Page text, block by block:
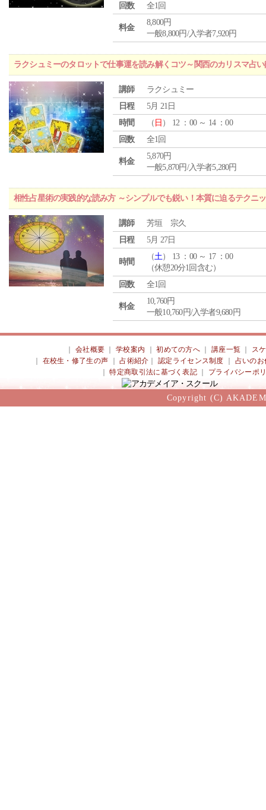
回数
全1回
料金
8,800円
一般8,800円/入学者7,920円
ラクシュミーのタロットで仕事運を読み解くコツ～関西のカリスマ占
講師
ラクシュミー
日程
5月 21日
時間
（ 日 ） 12 ：00 ～ 14 ：00
回数
全1回
料金
5,870円
一般5,870円/入学者5,280円
相性占星術の実践的な読み方 ～シンプルでも鋭い！本質に迫るテクニ
講師
芳垣 宗久
日程
5月 27日
時間
（土） 13 ：00 ～ 17 ：00
（休憩20分1回含む）
回数
全1回
料金
10,760円
一般10,760円/入学者9,680円
会社概要 ｜学校案内 ｜初めての方へ 講座一覧
ス
在校生・修了生の声 ｜占術紹介 ｜認定ライセンス制度
占いのお
｜特定商取引法に基づく表記 プライバシーポ
Copyright (C)